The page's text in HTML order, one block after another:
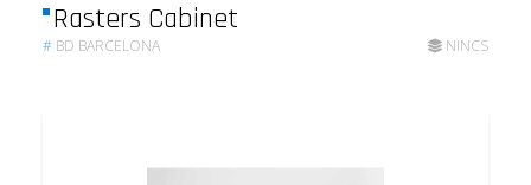
Rasters Cabinet
# BD BARCELONA NINCS